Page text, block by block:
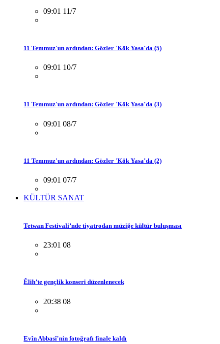
09:01 11/7
11 Temmuz'un ardından: Gözler 'Kök Yasa'da (5)
09:01 10/7
11 Temmuz'un ardından: Gözler 'Kök Yasa'da (3)
09:01 08/7
11 Temmuz'un ardından: Gözler 'Kök Yasa'da (2)
09:01 07/7
KÜLTÜR SANAT
Tetwan Festivali’nde tiyatrodan müziğe kültür buluşması
23:01 08
Êlih’te gençlik konseri düzenlenecek
20:38 08
Evîn Abbasî'nin fotoğrafı finale kaldı